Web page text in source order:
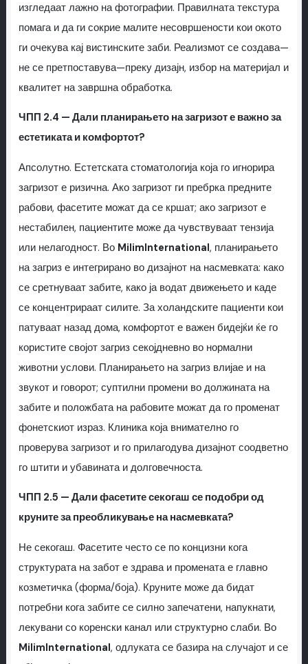
изгледаат лажно на фотографии. Правилната текстура
помага и да ги сокрие малите несовршености кои окото
ги очекува кај вистинските заби. Реализмот се создава—
не се претпоставува—преку дизајн, избор на материјал и
квалитет на завршна обработка.
ЧПП 2.4 — Дали планирањето на загризот е важно за
естетиката и комфортот?
Апсолутно. Естетската стоматологија која го игнорира
загризот е ризична. Ако загризот ги пребрка предните
рабови, фасетите можат да се кршат; ако загризот е
нестабилен, пациентите може да чувствуваат тензија
или нелагодност. Во MilimInternational, планирањето
на загриз е интегрирано во дизајнот на насмевката: како
се сретнуваат забите, како ја водат движењето и каде
се концентрираат силите. За холандските пациенти кои
патуваат назад дома, комфортот е важен бидејќи ќе го
користите својот загриз секојдневно во нормални
животни услови. Планирањето на загриз влијае и на
звукот и говорот; суптилни промени во должината на
забите и положбата на рабовите можат да го променат
фонетскиот израз. Клиника која внимателно го
проверува загризот и го прилагодува дизајнот соодветно
го штити и убавината и долговечноста.
ЧПП 2.5 — Дали фасетите секогаш се подобри од
круните за преобликување на насмевката?
Не секогаш. Фасетите често се по концизни кога
структурата на забот е здрава и промената е главно
козметичка (форма/боја). Круните може да бидат
потребни кога забите се силно запечатени, напукнати,
лекувани со коренски канал или структурно слаби. Во
MilimInternational, одлуката се базира на случајот и се